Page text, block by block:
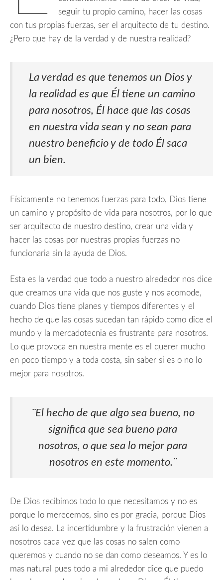
seguir tu propio camino, hacer las cosas
con tus propias fuerzas, ser el arquitecto de tu destino.
¿Pero que hay de la verdad y de nuestra realidad?
La verdad es que tenemos un Dios y
la realidad es que Él tiene un camino
para nosotros, Él hace que las cosas
en nuestra vida sean y no sean para
nuestro beneficio y de todo Él saca
un bien.
Físicamente no tenemos fuerzas para todo, Dios tiene
un camino y propósito de vida para nosotros, por lo que
ser arquitecto de nuestro destino, crear una vida y
hacer las cosas por nuestras propias fuerzas no
funcionaria sin la ayuda de Dios.
Esta es la verdad que todo a nuestro alrededor nos dice
que creamos una vida que nos guste y nos acomode,
cuando Dios tiene planes y tiempos diferentes y el
hecho de que las cosas sucedan tan rápido como dice el
mundo y la mercadotecnia es frustrante para nosotros.
Lo que provoca en nuestra mente es el querer mucho
en poco tiempo y a toda costa, sin saber si es o no lo
mejor para nosotros.
¨El hecho de que algo sea bueno, no
significa que sea bueno para
nosotros, o que sea lo mejor para
nosotros en este momento.¨
De Dios recibimos todo lo que necesitamos y no es
porque lo merecemos, sino es por gracia, porque Dios
así lo desea. La incertidumbre y la frustración vienen a
nosotros cada vez que las cosas no salen como
queremos y cuando no se dan como deseamos. Y es lo
mas natural pues todo a mi alrededor dice que puedo